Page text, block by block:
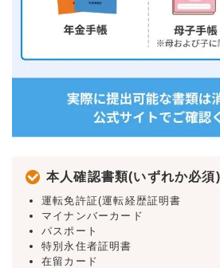
本人確認書類(いずれか必須)
運転免許証(運転経歴証明書
マイナンバーカード
パスポート
特別永住者証明書
在留カード